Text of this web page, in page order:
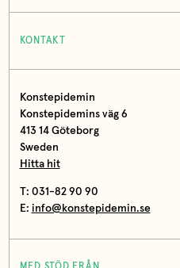
KONTAKT
Konstepidemin
Konstepidemins väg 6
413 14 Göteborg
Sweden
Hitta hit
T: 031-82 90 90
E: info@konstepidemin.se